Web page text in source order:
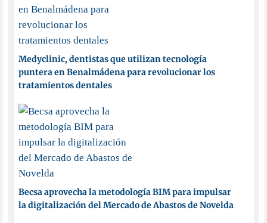
Medyclinic, dentistas que utilizan tecnología
puntera en Benalmádena para revolucionar los
tratamientos dentales
Becsa aprovecha la metodología BIM para impulsar
la digitalización del Mercado de Abastos de Novelda